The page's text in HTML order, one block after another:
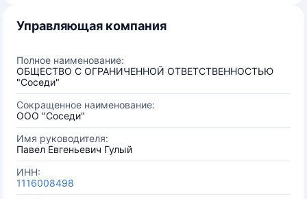
Управляющая компания
Полное наименование:
ОБЩЕСТВО С ОГРАНИЧЕННОЙ ОТВЕТСТВЕННОСТЬЮ
"Соседи"
Сокращенное наименование:
ООО "Соседи"
Имя руководителя:
Павел Евгеньевич Гулый
ИНН:
1116008498